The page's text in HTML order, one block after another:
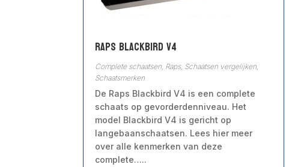
Raps Blackbird V4
Complete schaatsen, Raps, Schaatsen vergelijken,
Schaatsmerken
De Raps Blackbird V4 is een complete
schaats op gevorderdenniveau. Het
model Blackbird V4 is gericht op
langebaanschaatsen. Lees hier meer
over alle kenmerken van deze
complete…..